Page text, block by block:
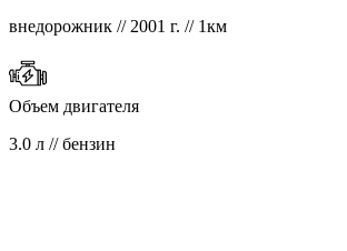
внедорожник // 2001 г. // 1км
Объем двигателя
3.0 л // бензин